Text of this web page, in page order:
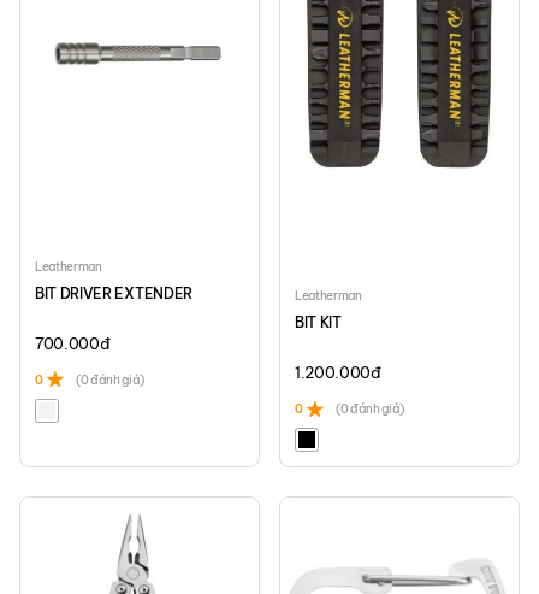
Leatherman
BIT DRIVER EXTENDER
700.000đ
0 (0 đánh giá)
Leatherman
BIT KIT
1.200.000đ
0 (0 đánh giá)